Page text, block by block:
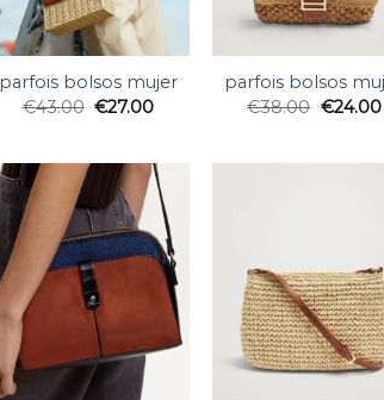
parfois bolsos mujer
€43.00 €27.00
parfois bolsos
€38.00 €24.00